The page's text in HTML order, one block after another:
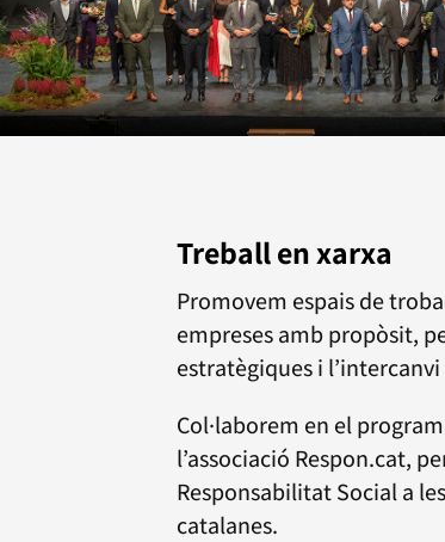
Treball en xarxa
Promovem espais de
empreses amb propòsit,
estratègiques i
Col·laborem en el
l’associació Respon.cat,
Responsabilitat Social a
catalanes.